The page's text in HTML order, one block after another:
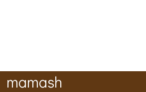
mamash